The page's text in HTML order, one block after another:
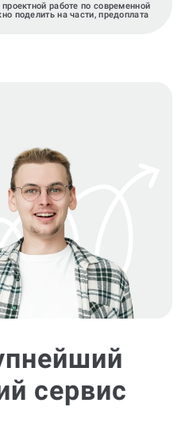
работе по современной
поделить на части, предоплата
сервис